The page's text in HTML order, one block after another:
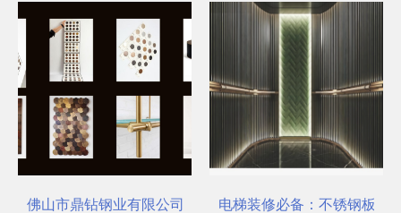
对了吗？
佛山市鼎钻钢业有限公司，一站式选材中心 | 电梯装饰
电梯装修必备：不锈钢板安